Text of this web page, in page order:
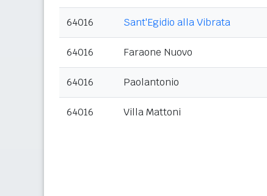
64016 Sant'Egidio alla Vibrata
64016 Faraone Nuovo
64016 Paolantonio
64016 Villa Mattoni